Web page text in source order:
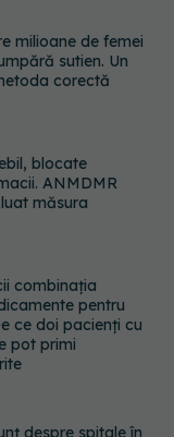
ANMDMR
măsura
pentru
ce doi pacienți cu
pot primi
despre spitale în
fără operație. Dr.